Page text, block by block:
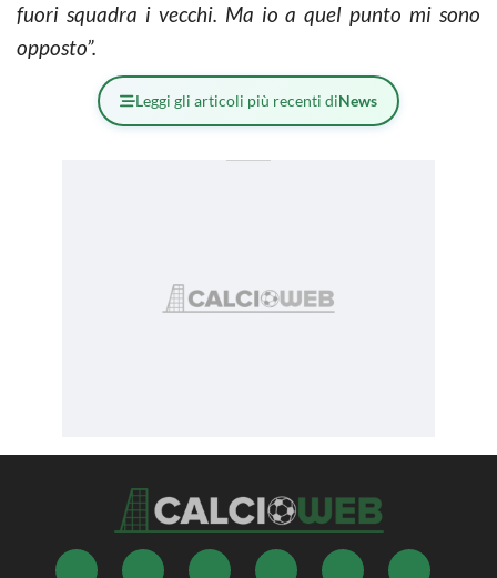
fuori squadra i vecchi. Ma io a quel punto mi sono
opposto”.
Leggi gli articoli più recenti diNews